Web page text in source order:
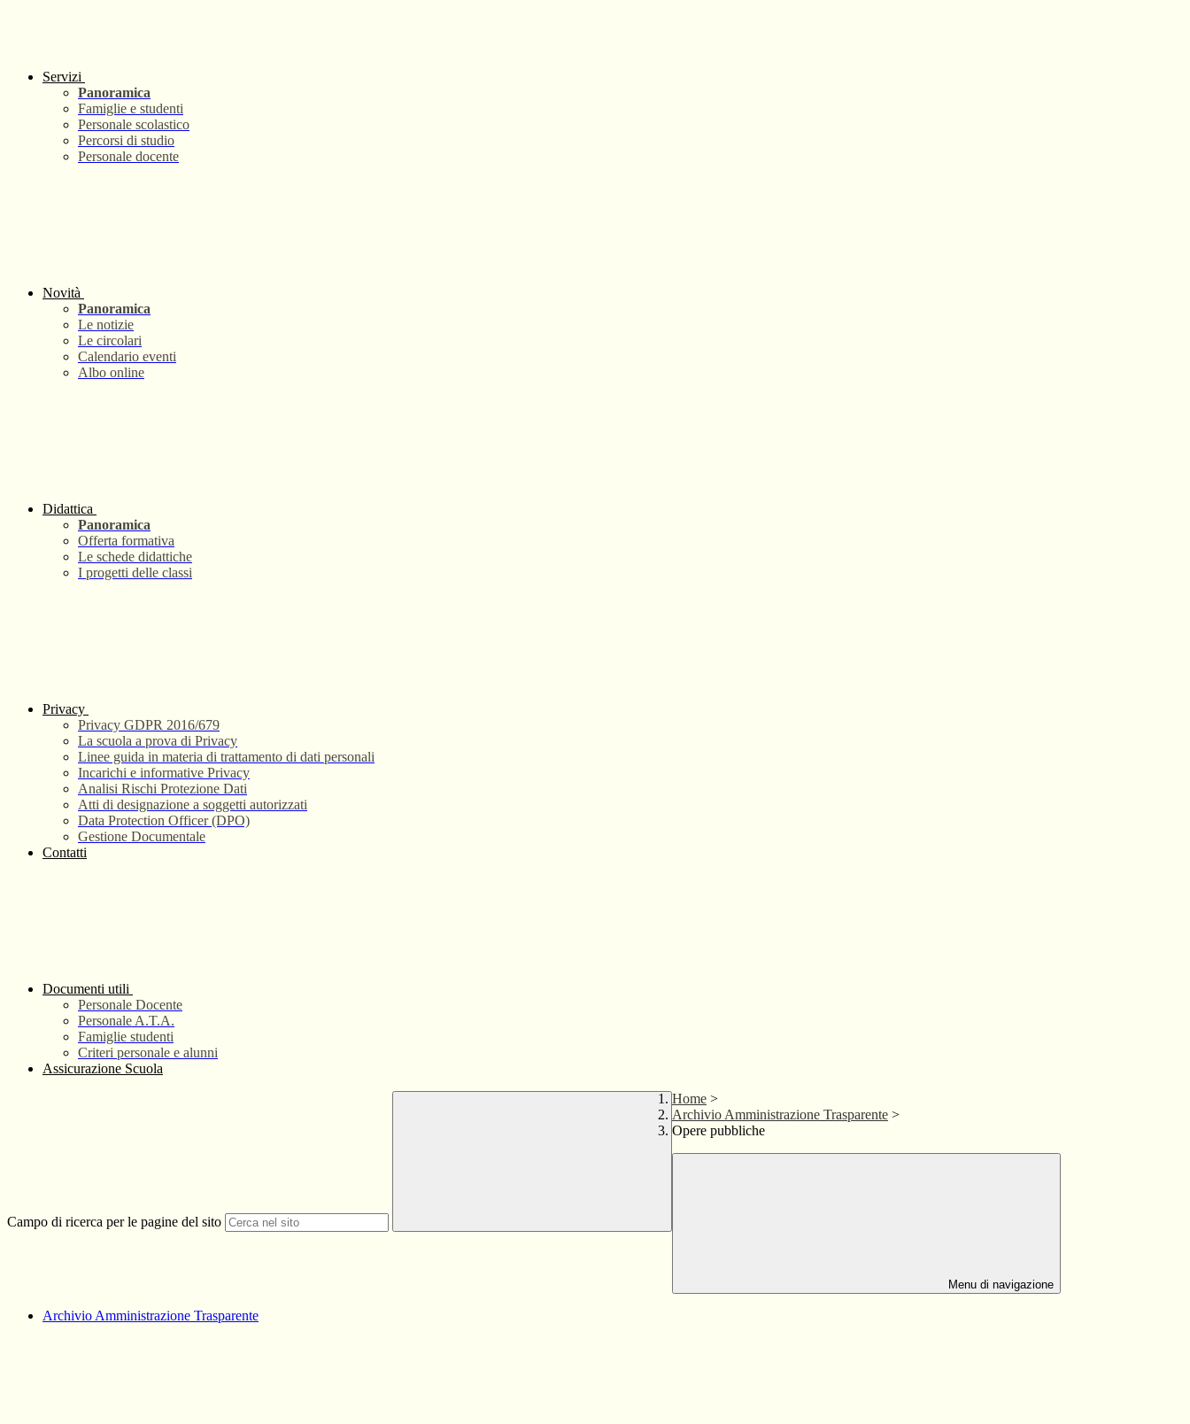
Servizi
Panoramica
Famiglie e studenti
Personale scolastico
Percorsi di studio
Personale docente
Novità
Panoramica
Le notizie
Le circolari
Calendario eventi
Albo online
Didattica
Panoramica
Offerta formativa
Le schede didattiche
I progetti delle classi
Privacy
Privacy GDPR 2016/679
La scuola a prova di Privacy
Linee guida in materia di trattamento di dati personali
Incarichi e informative Privacy
Analisi Rischi Protezione Dati
Atti di designazione a soggetti autorizzati
Data Protection Officer (DPO)
Gestione Documentale
Contatti
Documenti utili
Personale Docente
Personale A.T.A.
Famiglie studenti
Criteri personale e alunni
Assicurazione Scuola
Campo di ricerca per le pagine del sito
Home >
Archivio Amministrazione Trasparente >
Opere pubbliche
Menu di navigazione
Archivio Amministrazione Trasparente